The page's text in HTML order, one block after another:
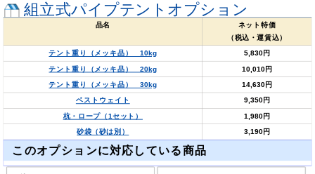
組立式パイプテントオプション
品名 ネット特価
（税込・運賃込）
テント重り（メッキ品） 10kg 5,830円
テント重り（メッキ品） 20kg
10,010円
テント重り（メッキ品） 30kg
14,630円
ベストウェイト 9,350円
杭・ロープ（1セット） 1,980円
砂袋（砂は別） 3,190円
このオプションに対応している商品